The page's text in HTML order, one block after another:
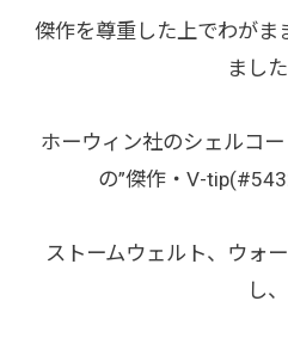
傑作を尊重した上でわがま
ました
ホーウィン社のシェルコ
の”傑作・V-
ストームウェルト、ウォ
し、